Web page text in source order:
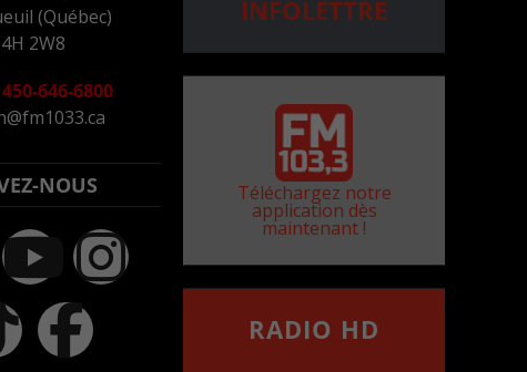
(Québec)
2W8
450-646-6800
NOUS
INFOLETTRE
Téléchargez notre
application dès
maintenant !
RADIO HD